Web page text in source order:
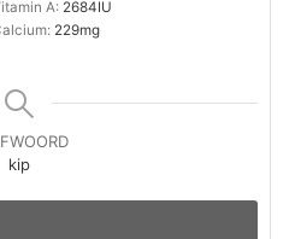
A: 2684IU
229mg
kip